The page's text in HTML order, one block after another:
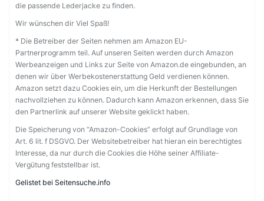
die passende Lederjacke zu finden.
Wir wünschen dir Viel Spaß!
* Die Betreiber der Seiten nehmen am Amazon EU-
Partnerprogramm teil. Auf unseren Seiten werden durch Amazon
Werbeanzeigen und Links zur Seite von Amazon.de eingebunden, an
denen wir über Werbekostenerstattung Geld verdienen können.
Amazon setzt dazu Cookies ein, um die Herkunft der Bestellungen
nachvollziehen zu können. Dadurch kann Amazon erkennen, dass Sie
den Partnerlink auf unserer Website geklickt haben.
Die Speicherung von “Amazon-Cookies” erfolgt auf Grundlage von
Art. 6 lit. f DSGVO. Der Websitebetreiber hat hieran ein berechtigtes
Interesse, da nur durch die Cookies die Höhe seiner Affiliate-
Vergütung feststellbar ist.
Gelistet bei Seitensuche.info